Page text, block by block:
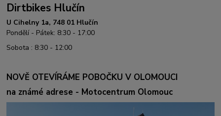
Dirtbikes Hlučín
U Cihelny 1a, 748 01 Hlučín
Pondělí - Pátek: 8:30 - 17:00
Sobota : 8:30 - 12:00
NOVĚ OTEVÍRÁME POBOČKU V OLOMOUCI
na známé adrese - Motocentrum Olomouc